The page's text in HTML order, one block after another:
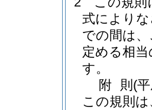
式により
での間は
定める相
す。
附 則 (
この規則